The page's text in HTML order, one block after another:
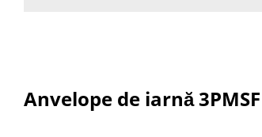
Anvelope de iarnă 3PMSF